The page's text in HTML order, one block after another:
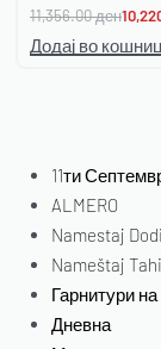
11,356.00ден
Додај во
11ти
ALMERO
Namestaj
Nameštaj
Гарнитури
Дневна